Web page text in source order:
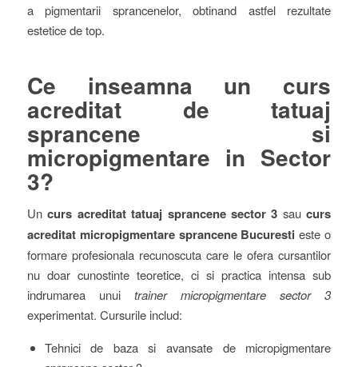
a pigmentarii sprancenelor, obtinand astfel rezultate
estetice de top.
Ce inseamna un curs
acreditat de tatuaj
sprancene si
micropigmentare in Sector
3?
Uncurs acreditat tatuaj sprancene sector 3 saucurs
acreditat micropigmentare sprancene Bucuresti este o
formare profesionala recunoscuta care le ofera cursantilor
nu doar cunostinte teoretice, ci si practica intensa sub
indrumarea unui trainer micropigmentare sector 3
experimentat. Cursurile includ:
Tehnici de baza si avansate de micropigmentare